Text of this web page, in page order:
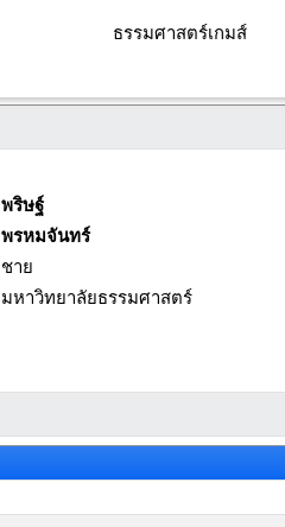
ธรรมศาสตร์เกมส์
พริษฐ์
พรหมจันทร์
ชาย
มหาวิทยาลัยธรรมศาสตร์